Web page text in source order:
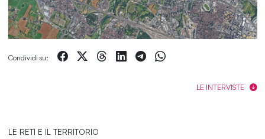
Condividi su:
LE INTERVISTE
LE RETI E IL TERRITORIO